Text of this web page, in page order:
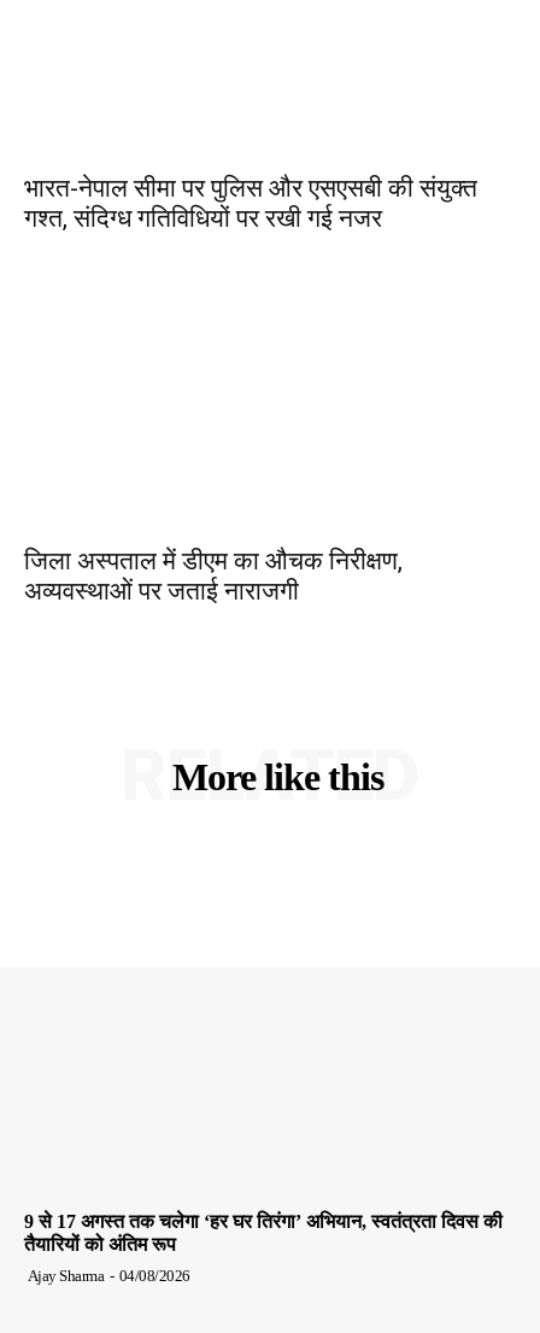
भारत-नेपाल सीमा पर पुलिस और एसएसबी की संयुक्त
गश्त, संदिग्ध गतिविधियों पर रखी गई नजर
जिला अस्पताल में डीएम का औचक निरीक्षण,
अव्यवस्थाओं पर जताई नाराजगी
More like this
RELATED
9 से 17 अगस्त तक चलेगा ‘हर घर तिरंगा’ अभियान, स्वतंत्रता दिवस की
तैयारियों को अंतिम रूप
Ajay Sharma - 04/08/2026